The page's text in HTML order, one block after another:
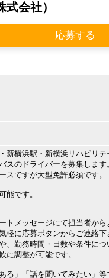
式会社）
応募する
新横浜駅・新横浜リハビリ
スのドライバーを募集します
スですが大型免許必須です。
能です。
トメッセージにて担当者か
軽に応募ボタンからご連絡下
、勤務時間・日数や条件に
に調整が可能です。
る」「話を聞いてみたい」